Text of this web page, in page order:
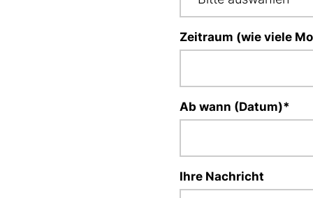
Zeitraum (wie viele
Ab wann (Datum)*
Ihre Nachricht